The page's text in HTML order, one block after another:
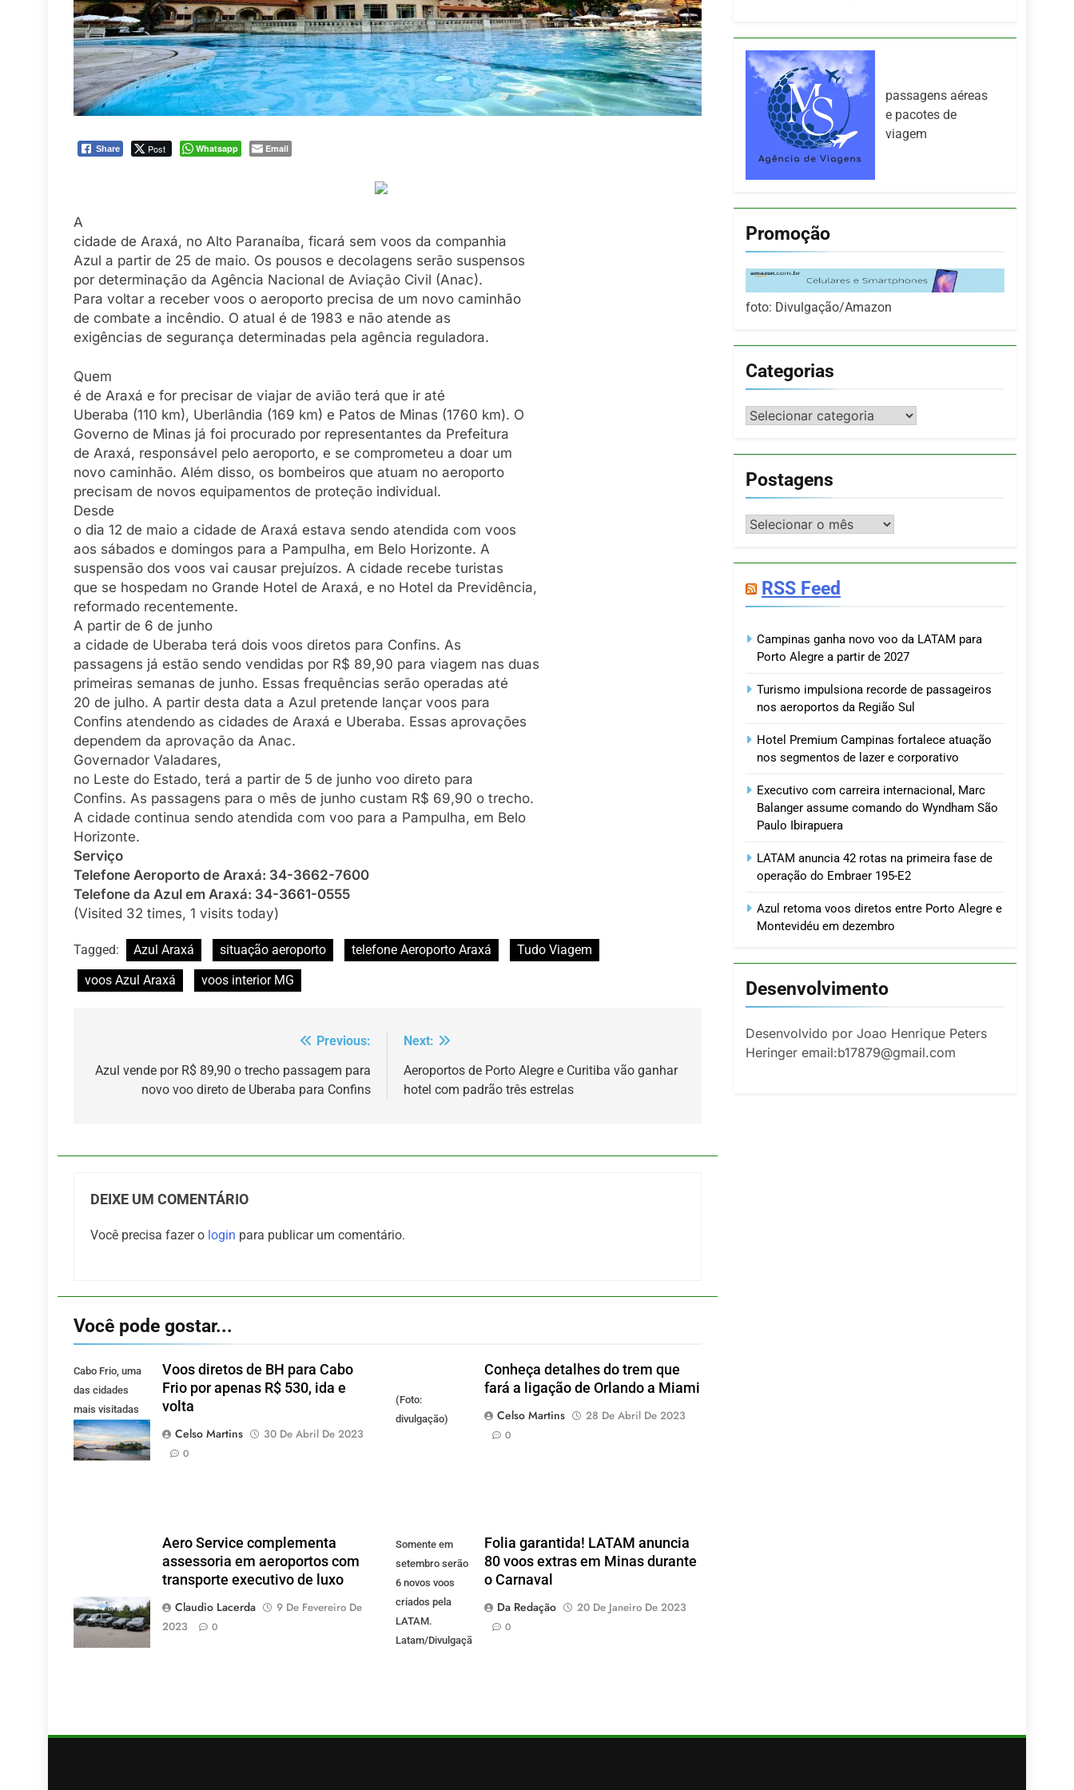
Share Post Whatsapp Email
A
cidade de Araxá, no Alto Paranaíba, ficará sem voos da companhia
Azul a partir de 25 de maio. Os pousos e decolagens serão suspensos
por determinação da Agência Nacional de Aviação Civil (Anac).
Para voltar a receber voos o aeroporto precisa de um novo caminhão
de combate a incêndio. O atual é de 1983 e não atende as
exigências de segurança determinadas pela agência reguladora.
Quem
é de Araxá e for precisar de viajar de avião terá que ir até
Uberaba (110 km), Uberlândia (169 km) e Patos de Minas (1760 km). O
Governo de Minas já foi procurado por representantes da Prefeitura
de Araxá, responsável pelo aeroporto, e se comprometeu a doar um
novo caminhão. Além disso, os bombeiros que atuam no aeroporto
precisam de novos equipamentos de proteção individual.
Desde
o dia 12 de maio a cidade de Araxá estava sendo atendida com voos
aos sábados e domingos para a Pampulha, em Belo Horizonte. A
suspensão dos voos vai causar prejuízos. A cidade recebe turistas
que se hospedam no Grande Hotel de Araxá, e no Hotel da Previdência,
reformado recentemente.
A partir de 6 de junho
a cidade de Uberaba terá dois voos diretos para Confins. As
passagens já estão sendo vendidas por R$ 89,90 para viagem nas duas
primeiras semanas de junho. Essas frequências serão operadas até
20 de julho. A partir desta data a Azul pretende lançar voos para
Confins atendendo as cidades de Araxá e Uberaba. Essas aprovações
dependem da aprovação da Anac.
Governador Valadares,
no Leste do Estado, terá a partir de 5 de junho voo direto para
Confins. As passagens para o mês de junho custam R$ 69,90 o trecho.
A cidade continua sendo atendida com voo para a Pampulha, em Belo
Horizonte.
Serviço
Telefone Aeroporto de Araxá: 34-3662-7600
Telefone da Azul em Araxá: 34-3661-0555
(Visited 32 times, 1 visits today)
Tagged: Azul Araxá situação aeroporto telefone Aeroporto Araxá
Tudo Viagem
voos Azul Araxá
voos interior MG
de
Previous:
Azul vende por R$ 89,90 o trecho passagem para
novo voo direto de Uberaba para Confins
Next:
Aeroportos de Porto Alegre e Curitiba vão ganhar
hotel com padrão três estrelas
DEIXE UM COMENTÁRIO
Você precisa fazer o login para publicar um comentário.
Você pode gostar...
Cabo Frio, uma
das cidades
mais visitadas
pelos mineiros.
(Foto: Pixabay).
Voos diretos de BH para Cabo
Frio por apenas R$ 530, ida e
volta
Celso Martins
30 De Abril De 2023
0
(Foto:
divulgação)
Conheça detalhes do trem que
fará a ligação de Orlando a Miami
Celso Martins
28 De Abril De 2023
0
Aero Service complementa
assessoria em aeroportos com
transporte executivo de luxo
Claudio Lacerda
9 De Fevereiro De
2023
0
Somente em
setembro serão
6 novos voos
criados pela
LATAM.
Latam/Divulgação)
Folia garantida! LATAM anuncia
80 voos extras em Minas durante
o Carnaval
Da Redação
20 De Janeiro De 2023
0
passagens aéreas
e pacotes de
viagem
Promoção
foto: Divulgação/Amazon
Categorias
Categorias
Postagens
Postagens
RSS Feed
Campinas ganha novo voo da LATAM para
Porto Alegre a partir de 2027
Turismo impulsiona recorde de passageiros
nos aeroportos da Região Sul
Hotel Premium Campinas fortalece atuação
nos segmentos de lazer e corporativo
Executivo com carreira internacional, Marc
Balanger assume comando do Wyndham São
Paulo Ibirapuera
LATAM anuncia 42 rotas na primeira fase de
operação do Embraer 195-E2
Azul retoma voos diretos entre Porto Alegre e
Montevidéu em dezembro
Desenvolvimento
Desenvolvido por Joao Henrique Peters
Heringer email:b17879@gmail.com